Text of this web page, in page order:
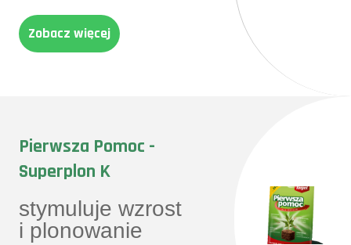
Zobacz więcej
Pierwsza Pomoc -
Superplon K
stymuluje wzrost
i plonowanie